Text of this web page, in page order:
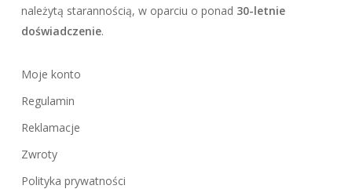
należytą starannością, w oparciu o ponad 30-letnie
doświadczenie.
Moje konto
Regulamin
Reklamacje
Zwroty
Polityka prywatności